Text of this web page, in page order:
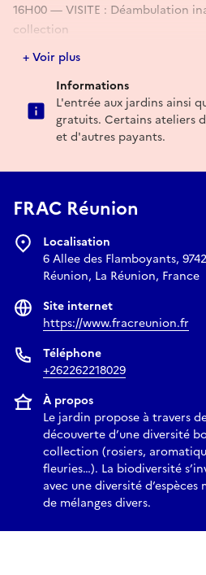
16H00 — VISITE : Déambulation
collection
16H30 — INAUGURATION :
17H15 — CONVERSATION : Kozri
autour des œuvres et du vivant
17H45 — DÉGUSTATION : Tisanes
━━━━━━━━━━
SAMEDI 6 JUIN • 9H → 18H
9H00 — VISITE GUIDÉE : Flanri
À partir de 10H — DÉGUSTATION :
10H15 — ATELIER : « Ma graine
imaginaire végétal) avec Amélie
public / familles)
11H00 — CONVERSATION : Kozri
Etchiandas (guide péi) • Sébastien
planétaire)
11H45 — ATELIER : « Après le
graphique / pratique plastique)
Gratuit
13H00 — ATELIER : Exploration
dégustation avec BaristaRun —
13H30 — ATELIER : Composer
personne (matériel fourni +
+ Voir plus
Informations
L'entrée aux jardins ainsi
gratuits. Certains ateliers
et d'autres payants.
FRAC Réunion
Localisation
6 Allee des Flamboyants,
Réunion, La Réunion, France
Site internet
https://www.fracreunion.fr
Téléphone
+262262218029
À propos
Le jardin propose à travers
découverte d’une diversité
collection (rosiers,
fleuries…). La biodiversité
avec une diversité
de mélanges divers.